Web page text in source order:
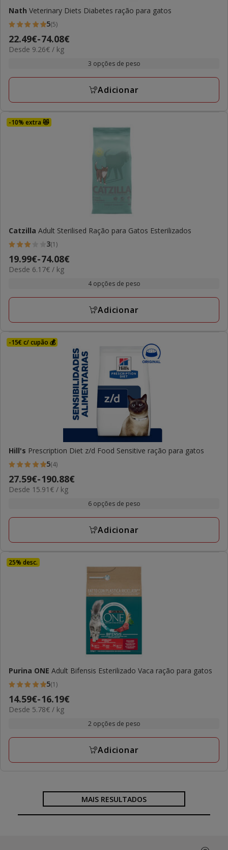
Nath Veterinary Diets Diabetes ração para gatos
5
estrelas
com
avaliações
5(5)
Preço
de
a
22.49€-74.08€
9.26€
Desde 9.26€ / kg
3 opções de peso
Adicionar
-10% extra 😻
Catzilla Adult Sterilised Ração para Gatos Esterilizados
3
estrelas
com
avaliações
3(1)
Preço
de
a
19.99€-74.08€
6.17€
Desde 6.17€ / kg
4 opções de peso
Adicionar
-15€ c/ cupão 💰
Hill's Prescription Diet z/d Food Sensitive ração para gatos
5
estrelas
com
avaliações
5(4)
Preço
de
a
27.59€-190.88€
15.91€
Desde 15.91€ / kg
6 opções de peso
Adicionar
25% desc.
Purina ONE Adult Bifensis Esterilizado Vaca ração para gatos
5
estrelas
com
avaliações
5(1)
Preço
de
a
14.59€-16.19€
5.78€
Desde 5.78€ / kg
2 opções de peso
Adicionar
MAIS RESULTADOS